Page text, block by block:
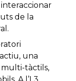
de la
una
multi-tàctils,